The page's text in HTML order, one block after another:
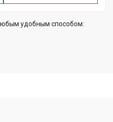
удобным способом: